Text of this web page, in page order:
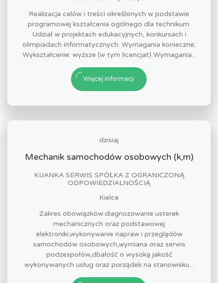
Realizacja celów i treści określonych w podstawie
programowej kształcenia ogólnego dla technikum.
Udział w projektach edukacyjnych, konkursach i
olimpiadach informatycznych. Wymagania konieczne:
Wykształcenie: wyższe (w tym licencjat) Wymagania...
Więcej informacji
dzisiaj
Mechanik samochodów osobowych (k,m)
KIJANKA SERWIS SPÓŁKA Z OGRANICZONĄ
ODPOWIEDZIALNOŚCIĄ
Kielce
Zakres obowiązków:diagnozowanie usterek
mechanicznych oraz podstawowej
elektroniki,wykonywanie napraw i przeglądów
samochodów osobowych,wymiana oraz serwis
podzespołów,dbałość o wysoką jakość
wykonywanych usług oraz porządek na stanowisku...